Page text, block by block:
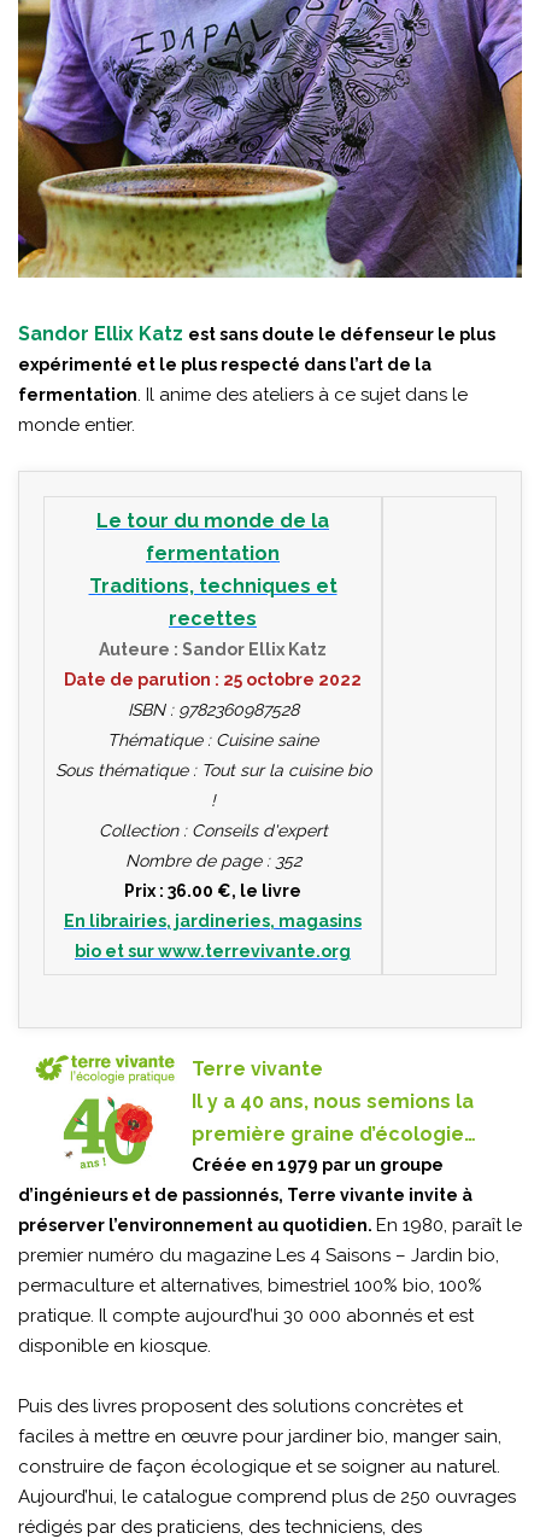
Sandor Ellix Katz est sans doute le défenseur le plus
expérimenté et le plus respecté dans l’art de la
fermentation. Il anime des ateliers à ce sujet dans le
monde entier.
Le tour du monde de la
fermentation
Traditions, techniques et
recettes
Auteure : Sandor Ellix Katz
Date de parution : 25 octobre 2022
ISBN : 9782360987528
Thématique : Cuisine saine
Sous thématique : Tout sur la cuisine bio
!
Collection : Conseils d'expert
Nombre de page : 352
Prix : 36.00 €, le livre
En librairies, jardineries, magasins
bio et sur www.terrevivante.org
Terre vivante
Il y a 40 ans, nous semions la
première graine d’écologie…
Créée en 1979 par un groupe
d’ingénieurs et de passionnés, Terre vivante invite à
préserver l’environnement au quotidien. En 1980, paraît le
premier numéro du magazine Les 4 Saisons – Jardin bio,
permaculture et alternatives, bimestriel 100% bio, 100%
pratique. Il compte aujourd’hui 30 000 abonnés et est
disponible en kiosque.
Puis des livres proposent des solutions concrètes et
faciles à mettre en œuvre pour jardiner bio, manger sain,
construire de façon écologique et se soigner au naturel.
Aujourd’hui, le catalogue comprend plus de 250 ouvrages
rédigés par des praticiens, des techniciens, des